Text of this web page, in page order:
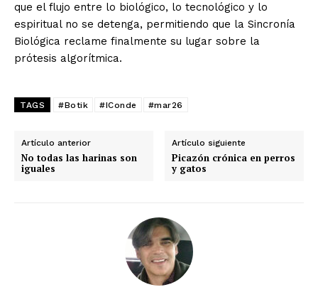
que el flujo entre lo biológico, lo tecnológico y lo
espiritual no se detenga, permitiendo que la Sincronía
Biológica reclame finalmente su lugar sobre la
prótesis algorítmica.
TAGS #Botik #IConde #mar26
Artículo anterior
No todas las harinas son
iguales
Artículo siguiente
Picazón crónica en perros
y gatos